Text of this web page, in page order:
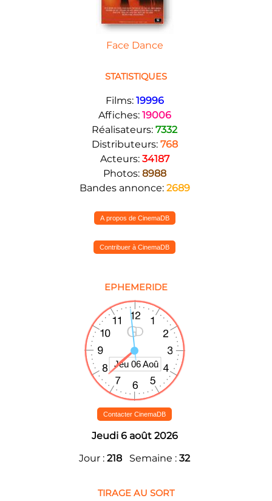
Face Dance
STATISTIQUES
Films: 19996
Affiches: 19006
Réalisateurs: 7332
Distributeurs: 768
Acteurs: 34187
Photos: 8988
Bandes annonce: 2689
A propos de CinemaDB
Contribuer à CinemaDB
EPHEMERIDE
Contacter CinemaDB
Jeudi 6 août 2026
Jour : 218 Semaine : 32
TIRAGE AU SORT